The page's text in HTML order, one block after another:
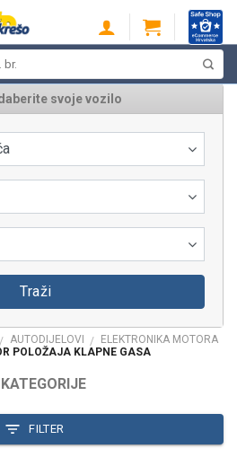
svoje vozilo
Traži
/ AUTODIJELOVI /
ELEKTRONIKA MOTORA
POLOŽAJA KLAPNE GASA
KATEGORIJE
FILTER